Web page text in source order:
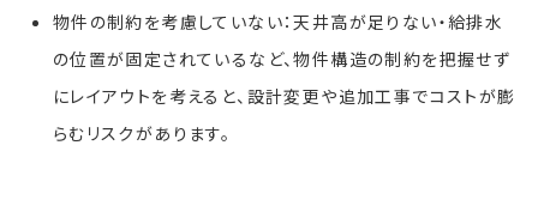
物件の制約を考慮していない：天井高が足りない・給排水
の位置が固定されているなど、物件構造の制約を把握せず
にレイアウトを考えると、設計変更や追加工事でコストが膨
らむリスクがあります。